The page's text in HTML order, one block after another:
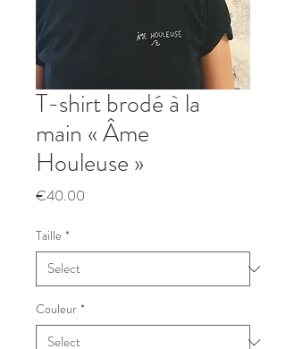
T-shirt brodé à la
main « Âme
Houleuse »
€40.00
Taille *
Couleur *